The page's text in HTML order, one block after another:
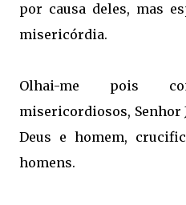
por causa deles, mas
misericórdia.
Olhai-me pois
misericordiosos, Senhor
Deus e homem,
homens.